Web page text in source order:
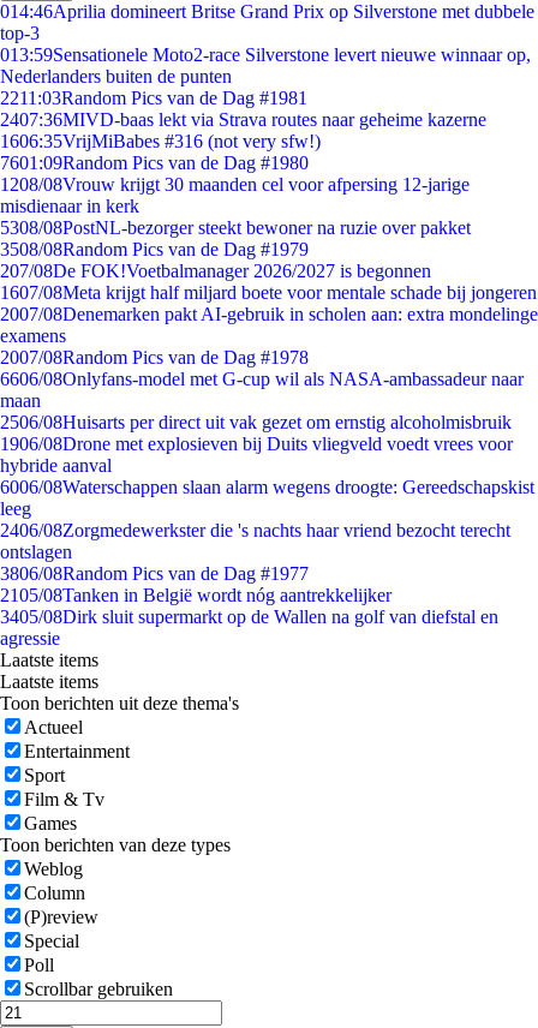
014:46Aprilia domineert Britse Grand Prix op Silverstone met dubbele
top-3
013:59Sensationele Moto2-race Silverstone levert nieuwe winnaar op,
Nederlanders buiten de punten
2211:03Random Pics van de Dag #1981
2407:36MIVD-baas lekt via Strava routes naar geheime kazerne
1606:35VrijMiBabes #316 (not very sfw!)
7601:09Random Pics van de Dag #1980
1208/08Vrouw krijgt 30 maanden cel voor afpersing 12-jarige
misdienaar in kerk
5308/08PostNL-bezorger steekt bewoner na ruzie over pakket
3508/08Random Pics van de Dag #1979
207/08De FOK!Voetbalmanager 2026/2027 is begonnen
1607/08Meta krijgt half miljard boete voor mentale schade bij jongeren
2007/08Denemarken pakt AI-gebruik in scholen aan: extra mondelinge
examens
2007/08Random Pics van de Dag #1978
6606/08Onlyfans-model met G-cup wil als NASA-ambassadeur naar
maan
2506/08Huisarts per direct uit vak gezet om ernstig alcoholmisbruik
1906/08Drone met explosieven bij Duits vliegveld voedt vrees voor
hybride aanval
6006/08Waterschappen slaan alarm wegens droogte: Gereedschapskist
leeg
2406/08Zorgmedewerkster die 's nachts haar vriend bezocht terecht
ontslagen
3806/08Random Pics van de Dag #1977
2105/08Tanken in België wordt nóg aantrekkelijker
3405/08Dirk sluit supermarkt op de Wallen na golf van diefstal en
agressie
Laatste items
Laatste items
Toon berichten uit deze thema's
Actueel
Entertainment
Sport
Film & Tv
Games
Toon berichten van deze types
Weblog
Column
(P)review
Special
Poll
Scrollbar gebruiken